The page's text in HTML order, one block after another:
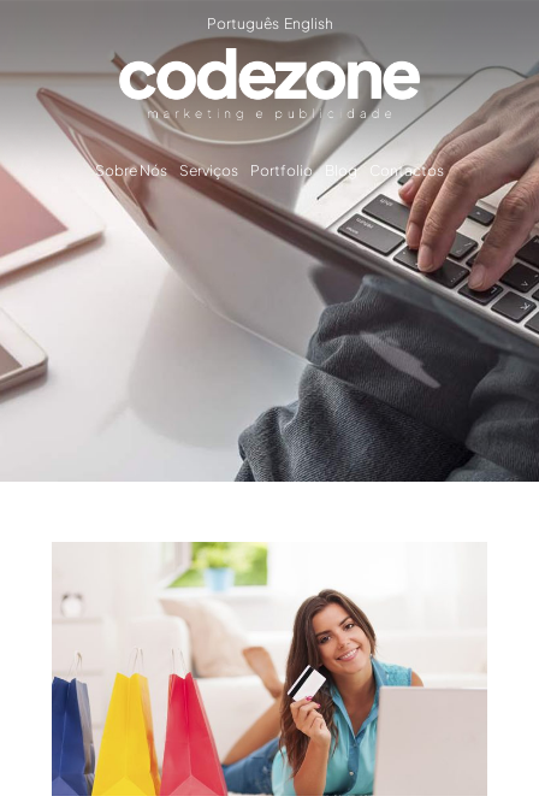
Sobre Nós Serviços Portfolio Blog Contactos
Português English